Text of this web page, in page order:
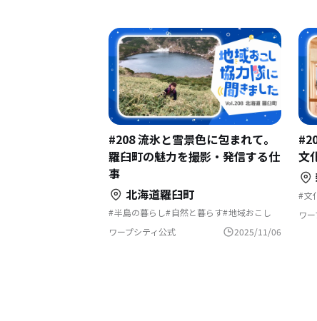
#208 流氷と雪景色に包まれて。
羅臼町の魅力を撮影・発信する仕
事
北海道羅臼町
半島の暮らし 自然と暮らす 地域おこし
地域おこし協力隊 島暮らし 漁師の仕事
地域おこし協力隊に聞いてみた
ワープシティ公式 2025/11/06
文
文
夢
古
地
ワ